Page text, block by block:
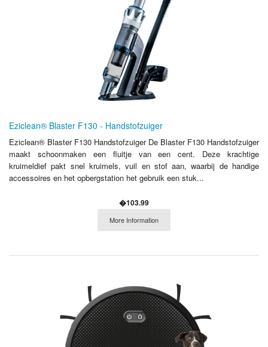
Eziclean® Blaster F130 - Handstofzuiger
Eziclean® Blaster F130 Handstofzuiger De Blaster F130 Handstofzuiger
maakt schoonmaken een fluitje van een cent. Deze krachtige
kruimeldief pakt snel kruimels, vuil en stof aan, waarbij de handige
accessoires en het opbergstation het gebruik een stuk...
�103.99
More Information